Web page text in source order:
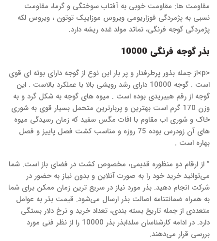
مقاومت ها: مقاومت خوبی به آفتاب سوختگی و گرما، مقاومت
نسبی به پژمردگی فوزاریومی ویروس موزاییک توتون ، ویروس لکه
پژمردگی گوجه فرنگی، نماتد مولد غده ریشه دارد.
بذر گوجه فرنگی 10000
<p>از جمله بذور پرطرفدار و پر بار این نوع از گوجه دارای بوته ای قوی
است . گوجه 10000 دارای رشد رویشی بالا با عملکرد بالاست . این
گوجه از رقم هیبریدی بوده است . میوه های گوجه به شکل گرد و به
وزن 170 گرم است بهترین و پربارترین متحمل بسیار قوی به شوری
خاک و شوری اب مقاوم با افات مگس سفید که زمان رسیدگی میوه
های آن زودرس بوده 75 روزه و مناسب کشت فصل پاییز و فصل
بهاره است .
” از ارقام دو منظوره قدیمی، مخصوص کشت در فضای باز است. شما
می‌توانید خرید خود را به صورت آنلاین و بدون نیاز به حضور در
شرکت انجام دهید. بذر مورد نیاز در سریع ترین زمان ممکن برای شما
به همراه ضمانتنامه اصالت بذر ارسال می‌شود. قیمت بذر به عوامل
متعددی از جمله تاریخ بسته بندی، تعداد خرید و نرخ دلار بستگی
دارد. در ادامه کارشناسان سلدابذر بذر 10000 را از نظر فنی مورد
بررسی قرار می‌دهند.